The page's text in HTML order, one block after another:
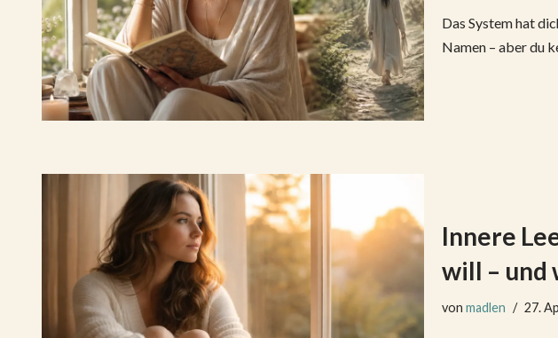
Das System hat
Namen – aber du
Innere
will – und
von madlen 27.